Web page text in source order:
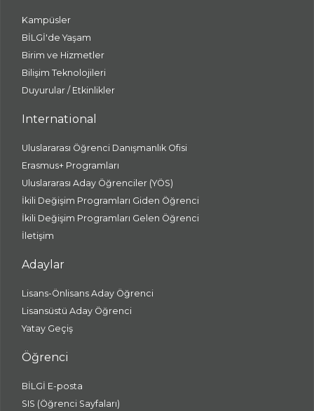
Kampüsler
BİLGİ'de Yaşam
Birim ve Hizmetler
Bilişim Teknolojileri
Duyurular / Etkinlikler
International
Uluslararası Öğrenci Danışmanlık Ofisi
Erasmus+ Programları
Uluslararası Aday Öğrenciler (YÖS)
İkili Değişim Programları Giden Öğrenci
İkili Değişim Programları Gelen Öğrenci
İletişim
Adaylar
Lisans-Önlisans Aday Öğrenci
Lisansüstü Aday Öğrenci
Yatay Geçiş
Öğrenci
BİLGİ E-posta
SIS (Öğrenci Sayfaları)